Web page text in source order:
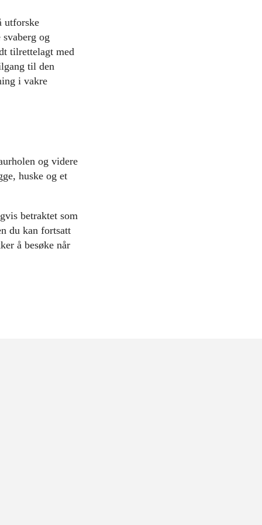
utforske
og
tilrettelagt med
til den
i vakre
og videre
huske og et
betraktet som
du kan fortsatt
å besøke når